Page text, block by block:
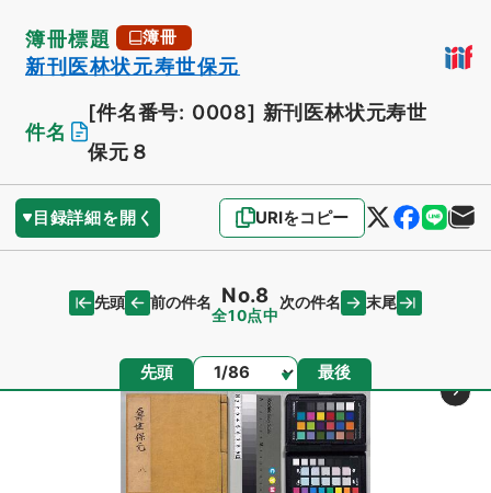
簿冊標題 簿冊
新刊医林状元寿世保元
件名
[件名番号: 0008] 新刊医林状元寿世
保元８
目録詳細を開く URIをコピー
先頭 前の件名 No.8
全10点中
次の件名 末尾
先頭 ページ 最後